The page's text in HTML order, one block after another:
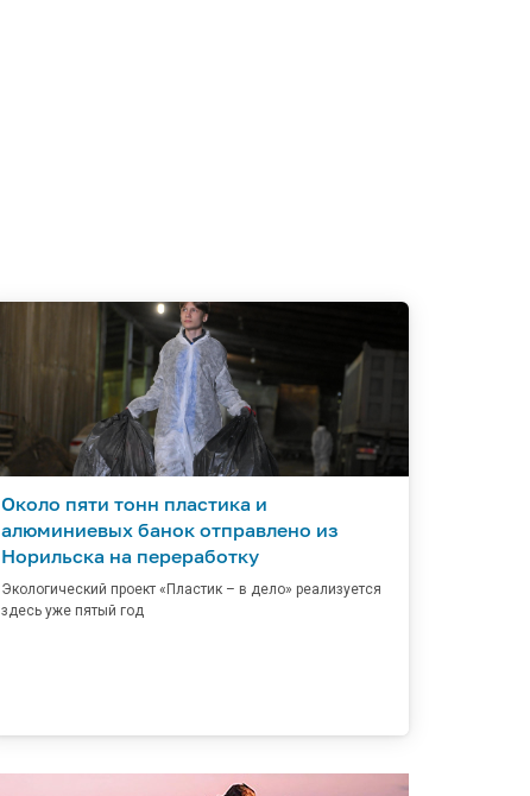
Около пяти тонн пластика и
алюминиевых банок отправлено из
Норильска на переработку
Экологический проект «Пластик – в дело» реализуется
здесь уже пятый год